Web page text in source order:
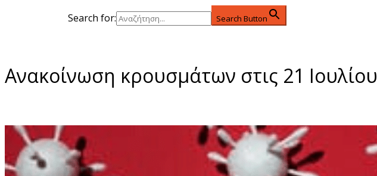
Search for: Search Button
Ανακοίνωση κρουσμάτων στις 21 Ιουλίου